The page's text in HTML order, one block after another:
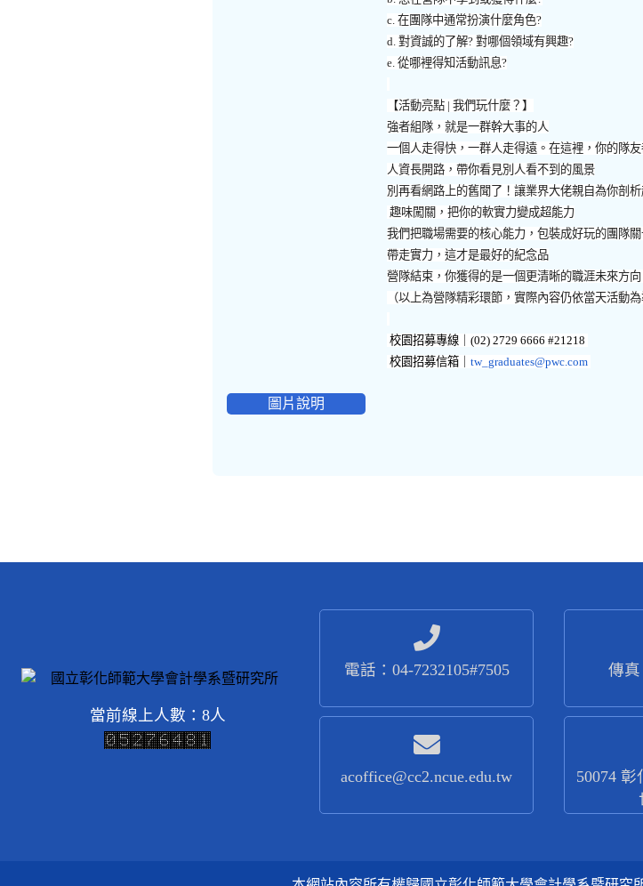
c.在團隊中通常扮演什麼角色?
d.對資誠的了解?對哪個領域有興趣?
e.從哪裡得知活動訊息?
【活動亮點 |我們玩什麼？】
強者組隊，就是一群幹大事的人
一個人走得快，一群人走得遠。在這裡，你的隊
人資長開路，帶你看見別人看不到的風景
別再看網路上的舊聞了！讓業界大佬親自為你剖
趣味闖關，把你的軟實力變成超能力
我們把職場需要的核心能力，包裝成好玩的團隊
帶走實力，這才是最好的紀念品
營隊結束，你獲得的是一個更清晰的職涯未來方
（以上為營隊精彩環節，實際內容仍依當天活動為
校園招募專線｜(02) 2729 6666 #21218
校園招募信箱｜tw_graduates@pwc.com
圖片說明
當前線上人數：8人
電話：04-7232105#7505 傳真
acoffice@cc2.ncue.edu.tw
50074